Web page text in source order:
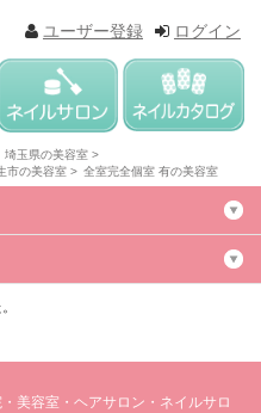
ログイン
ユーザー登録
埼玉県の美容室 >
市の美容室 > 全室完全個室 有の美容室
美容室・ヘアサロン・ネイルサロ